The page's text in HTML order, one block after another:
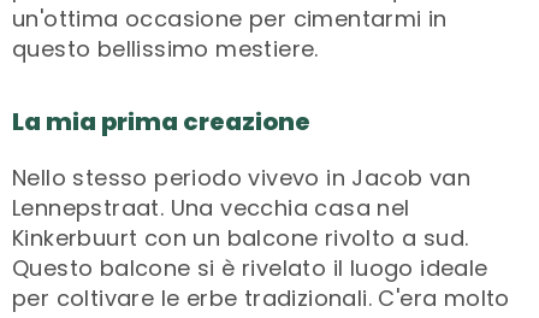
un'ottima occasione per cimentarmi in
questo bellissimo mestiere.
La mia prima creazione
Nello stesso periodo vivevo in Jacob van
Lennepstraat. Una vecchia casa nel
Kinkerbuurt con un balcone rivolto a sud.
Questo balcone si è rivelato il luogo ideale
per coltivare le erbe tradizionali. C'era molto